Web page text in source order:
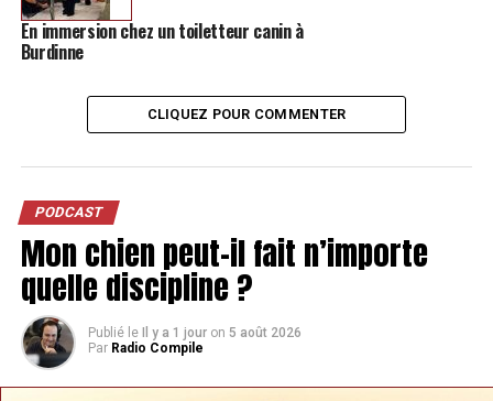
En immersion chez un toiletteur canin à
Burdinne
CLIQUEZ POUR COMMENTER
PODCAST
Mon chien peut-il fait n’importe
quelle discipline ?
Publié le Il y a 1 jour on 5 août 2026
Par Radio Compile